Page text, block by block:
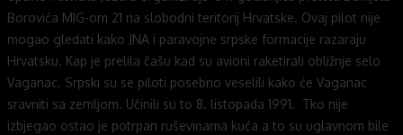
Borovića MIG-om 21 na slobodni teritorij Hrvatske. Ovaj pilot nije
mogao gledati kako JNA i paravojne srpske formacije razaraju
Hrvatsku. Kap je prelila čašu kad su avioni raketirali obližnje selo
Vaganac. Srpski su se piloti posebno veselili kako će Vaganac
sravniti sa zemljom. Učinili su to 8. listopada 1991. Tko nije
izbjegao ostao je potrpan ruševinama kuća a to su uglavnom bile